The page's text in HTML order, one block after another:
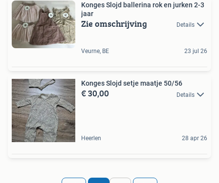
Konges Slojd ballerina rok en jurken 2-3
jaar
Zie omschrijving Details
Veurne, BE 23 jul 26
Konges Slojd setje maatje 50/56
€ 30,00 Details
Heerlen 28 apr 26